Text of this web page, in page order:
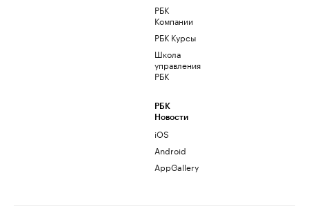
РБК
Компании
РБК Курсы
Школа
управления
РБК
РБК
Новости
iOS
Android
AppGallery